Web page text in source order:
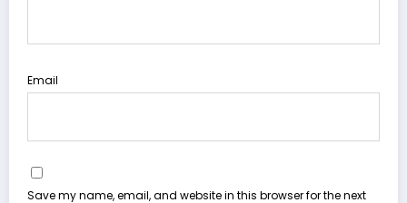
Email
Save my name, email, and website in this browser for the next